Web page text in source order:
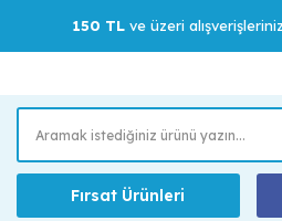
150 TLve üzeri
Fırsat Ürünleri